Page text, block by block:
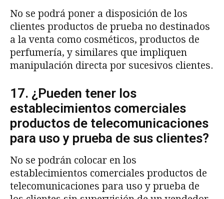
No se podrá poner a disposición de los
clientes productos de prueba no destinados
a la venta como cosméticos, productos de
perfumería, y similares que impliquen
manipulación directa por sucesivos clientes.
17. ¿Pueden tener los
establecimientos comerciales
productos de telecomunicaciones
para uso y prueba de sus clientes?
No se podrán colocar en los
establecimientos comerciales productos de
telecomunicaciones para uso y prueba de